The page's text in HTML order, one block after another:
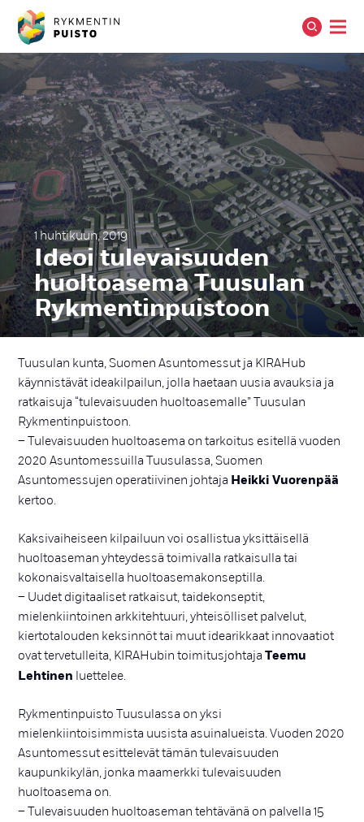
1 huhtikuun, 2019
Ideoi tu­le­vai­suu­den
huol­toa­se­ma Tuu­su­lan
Ryk­men­tin­puis­toon
Tuusulan kunta, Suomen Asuntomessut ja KIRAHub
käynnistävät ideakilpailun, jolla haetaan uusia avauksia ja
ratkaisuja “tulevaisuuden huoltoasemalle” Tuusulan
Rykmentinpuistoon.
– Tulevaisuuden huoltoasema on tarkoitus esitellä vuoden
2020 Asuntomessuilla Tuusulassa, Suomen
Asuntomessujen operatiivinen johtaja Heikki Vuorenpää
kertoo.
Kaksivaiheiseen kilpailuun voi osallistua yksittäisellä
huoltoaseman yhteydessä toimivalla ratkaisulla tai
kokonaisvaltaisella huoltoasemakonseptilla.
– Uudet digitaaliset ratkaisut, taidekonseptit,
mielenkiintoinen arkkitehtuuri, yhteisölliset palvelut,
kiertotalouden keksinnöt tai muut idearikkaat innovaatiot
ovat tervetulleita, KIRAHubin toimitusjohtajaTeemu
Lehtinen luettelee.
Rykmentinpuisto Tuusulassa on yksi
mielenkiintoisimmista uusista asuinalueista. Vuoden 2020
Asuntomessut esittelevät tämän tulevaisuuden
kaupunkikylän, jonka maamerkki tulevaisuuden
huoltoasema on.
– Tulevaisuuden huoltoaseman tehtävänä on palvella 15